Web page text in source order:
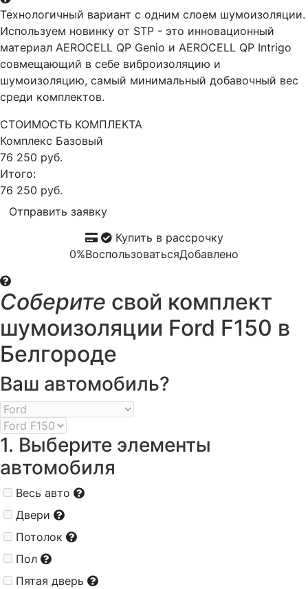
Технологичный вариант с одним слоем шумоизоляции.
Используем новинку от STP - это инновационный
материал AEROCELL QP Genio и AEROCELL QP Intrigo
совмещающий в себе виброизоляцию и
шумоизоляцию, самый минимальный добавочный вес
среди комплектов.
СТОИМОСТЬ КОМПЛЕКТА
Комплекс Базовый
76 250 руб.
Итого:
76 250 руб.
Отправить заявку
Купить в рассрочку
0%ВоспользоватьсяДобавлено
Соберите свой комплект
шумоизоляции Ford F150 в
Белгороде
Ваш автомобиль?
1. Выберите элементы
автомобиля
Весь авто
Двери
Потолок
Пол
Пятая дверь